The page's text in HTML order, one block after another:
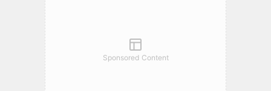
Sponsored Content